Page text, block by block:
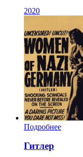
2020
Подробнее
Гитлер